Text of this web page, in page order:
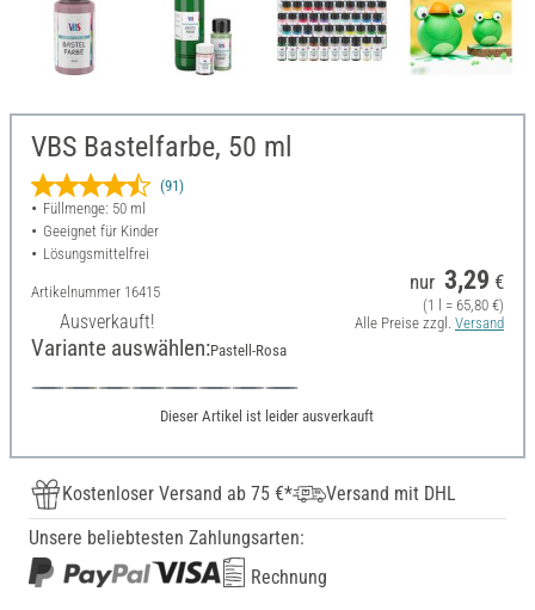
VBS Bastelfarbe, 50 ml
(91)
Füllmenge: 50 ml
Geeignet für Kinder
Lösungsmittelfrei
Artikelnummer 16415
Ausverkauft!
nur 3,29 €
(1 l = 65,80 €)
Alle Preise zzgl. Versand
Variante auswählen:Pastell-Rosa
Dieser Artikel ist leider ausverkauft
Kostenloser Versand ab 75 €*
Versand mit DHL
Unsere beliebtesten Zahlungsarten:
Rechnung